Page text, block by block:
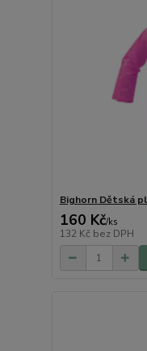
Bighorn Dětská
160 Kč/ks
132 Kč bez DPH